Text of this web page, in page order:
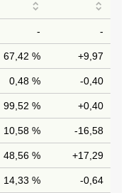
- -
67,42 % +9,97
0,48 % -0,40
99,52 % +0,40
10,58 % -16,58
48,56 % +17,29
14,33 % -0,64